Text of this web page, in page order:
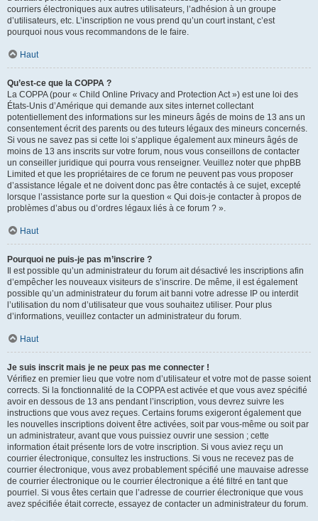
courriers électroniques aux autres utilisateurs, l’adhésion à un groupe
d’utilisateurs, etc. L’inscription ne vous prend qu’un court instant, c’est
pourquoi nous vous recommandons de le faire.
Haut
Qu’est-ce que la COPPA ?
La COPPA (pour « Child Online Privacy and Protection Act ») est une loi des
États-Unis d’Amérique qui demande aux sites internet collectant
potentiellement des informations sur les mineurs âgés de moins de 13 ans un
consentement écrit des parents ou des tuteurs légaux des mineurs concernés.
Si vous ne savez pas si cette loi s’applique également aux mineurs âgés de
moins de 13 ans inscrits sur votre forum, nous vous conseillons de contacter
un conseiller juridique qui pourra vous renseigner. Veuillez noter que phpBB
Limited et que les propriétaires de ce forum ne peuvent pas vous proposer
d’assistance légale et ne doivent donc pas être contactés à ce sujet, excepté
lorsque l’assistance porte sur la question « Qui dois-je contacter à propos de
problèmes d’abus ou d’ordres légaux liés à ce forum ? ».
Haut
Pourquoi ne puis-je pas m’inscrire ?
Il est possible qu’un administrateur du forum ait désactivé les inscriptions afin
d’empêcher les nouveaux visiteurs de s’inscrire. De même, il est également
possible qu’un administrateur du forum ait banni votre adresse IP ou interdit
l’utilisation du nom d’utilisateur que vous souhaitez utiliser. Pour plus
d’informations, veuillez contacter un administrateur du forum.
Haut
Je suis inscrit mais je ne peux pas me connecter !
Vérifiez en premier lieu que votre nom d’utilisateur et votre mot de passe soient
corrects. Si la fonctionnalité de la COPPA est activée et que vous avez spécifié
avoir en dessous de 13 ans pendant l’inscription, vous devrez suivre les
instructions que vous avez reçues. Certains forums exigeront également que
les nouvelles inscriptions doivent être activées, soit par vous-même ou soit par
un administrateur, avant que vous puissiez ouvrir une session ; cette
information était présente lors de votre inscription. Si vous aviez reçu un
courrier électronique, consultez les instructions. Si vous ne recevez pas de
courrier électronique, vous avez probablement spécifié une mauvaise adresse
de courrier électronique ou le courrier électronique a été filtré en tant que
pourriel. Si vous êtes certain que l’adresse de courrier électronique que vous
avez spécifiée était correcte, essayez de contacter un administrateur du forum.